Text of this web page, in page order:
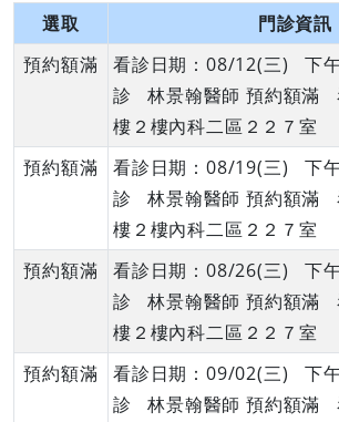
選取
門診資訊
預約額滿
看診日期：08/12(三) 下
診 林景翰醫師 預約額滿
樓２樓內科二區２２７室
預約額滿
看診日期：08/19(三) 下
診 林景翰醫師 預約額滿
樓２樓內科二區２２７室
預約額滿
看診日期：08/26(三) 下
診 林景翰醫師 預約額滿
樓２樓內科二區２２７室
預約額滿
看診日期：09/02(三) 下
診 林景翰醫師 預約額滿